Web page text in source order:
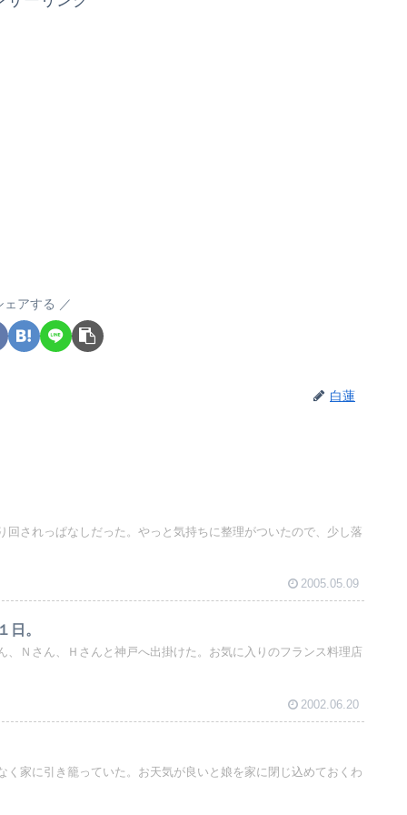
ェアする
白蓮
回されっぱなしだった。やっと気持ちに整理がついたので、少し落
2005.05.09
日。
、Ｎさん、Ｈさんと神戸へ出掛けた。お気に入りのフランス料理店
2002.06.20
く家に引き籠っていた。お天気が良いと娘を家に閉じ込めておくわ